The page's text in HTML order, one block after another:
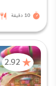
10 دقيقة
2.92